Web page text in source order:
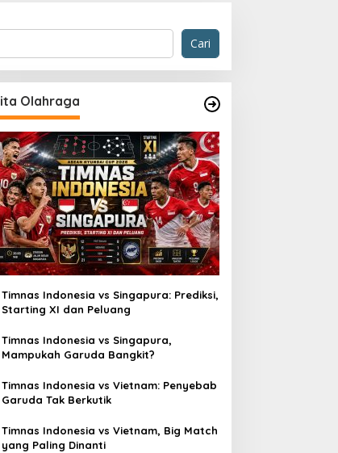
Pee Mak: Kombinasi Seru
Cari
Olahraga
Timnas Indonesia vs Singapura: Prediksi,
Starting XI dan Peluang
Timnas Indonesia vs Singapura,
Mampukah Garuda Bangkit?
Timnas Indonesia vs Vietnam: Penyebab
Garuda Tak Berkutik
Timnas Indonesia vs Vietnam, Big Match
yang Paling Dinanti